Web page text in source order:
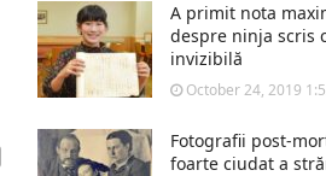
A primit nota
despre ninja scris
invizibilă
October 24, 2019
Fotografii post-
foarte ciudat a